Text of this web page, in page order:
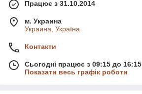
Працює з 31.10.2014
м. Украина
Украина, Україна
Контакти
Сьогодні працює з 09:15 до 16:15
Показати весь графік роботи